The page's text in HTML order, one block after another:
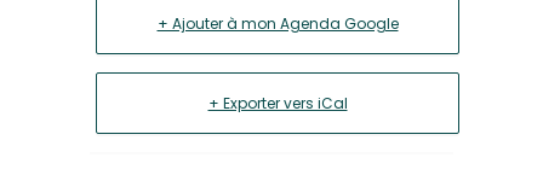
+ Ajouter à mon Agenda Google
+ Exporter vers iCal